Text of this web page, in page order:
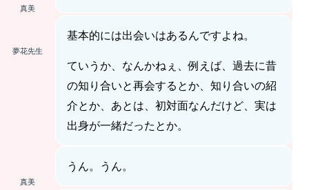
真美
夢花先生
基本的には出会いはあるんですよね。
ていうか、なんかねぇ、例えば、過去に昔
の知り合いと再会するとか、知り合いの紹
介とか、あとは、初対面なんだけど、実は
出身が一緒だったとか。
真美
うん。うん。